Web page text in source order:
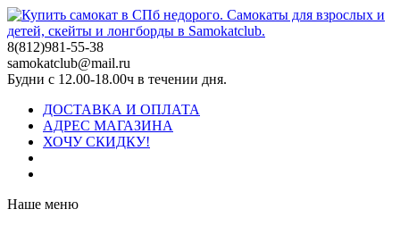
8(812)981-55-38
samokatclub@mail.ru
Будни с 12.00-18.00ч в течении дня.
ДОСТАВКА И ОПЛАТА
АДРЕС МАГАЗИНА
ХОЧУ СКИДКУ!
Наше меню